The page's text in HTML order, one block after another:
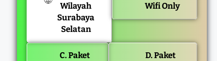
Wilayah
Surabaya
Selatan
Wifi Only
C. Paket
D. Paket